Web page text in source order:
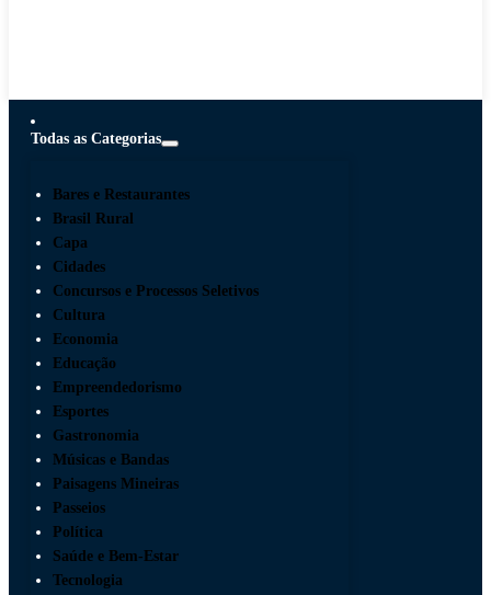
Todas as Categorias
Bares e Restaurantes
Brasil Rural
Capa
Cidades
Concursos e Processos Seletivos
Cultura
Economia
Educação
Empreendedorismo
Esportes
Gastronomia
Músicas e Bandas
Paisagens Mineiras
Passeios
Política
Saúde e Bem-Estar
Tecnologia